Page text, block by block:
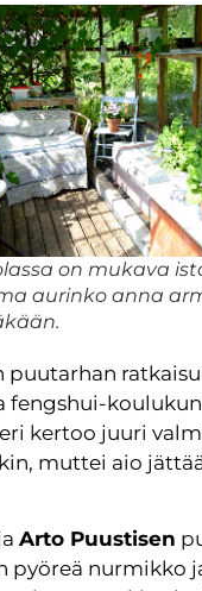
on mukava
aurinko anna
fengshui-
kertoo juuri
muttei aio
Arto Puustisen
pyöreä nurmikko